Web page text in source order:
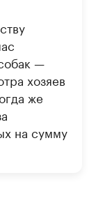
—
хозяев
же
на сумму